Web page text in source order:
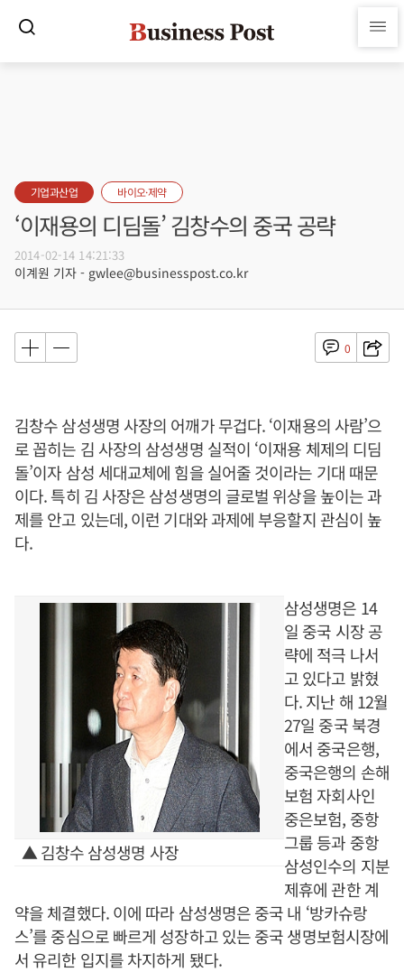
기업과산업 바이오·제약
‘이재용의 디딤돌’ 김창수의 중국 공략
2014-02-14 14:21:33
이계원 기자 - gwlee@businesspost.co.kr
0
김창수 삼성생명 사장의 어깨가 무겁다. ‘이재용의 사람’으
로 꼽히는 김 사장의 삼성생명 실적이 ‘이재용 체제의 디딤
돌’이자 삼성 세대교체에 힘을 실어줄 것이라는 기대 때문
이다. 특히 김 사장은 삼성생명의 글로벌 위상을 높이는 과
제를 안고 있는데, 이런 기대와 과제에 부응할지 관심이 높
다.
▲ 김창수 삼성생명 사장
삼성생명은 14
일 중국 시장 공
략에 적극 나서
고 있다고 밝혔
다. 지난 해 12월
27일 중국 북경
에서 중국은행,
중국은행의 손해
보험 자회사인
중은보험, 중항
그룹 등과 중항
삼성인수의 지분
제휴에 관한 계
약을 체결했다. 이에 따라 삼성생명은 중국 내 ‘방카슈랑
스’를 중심으로 빠르게 성장하고 있는 중국 생명보험시장에
서 유리한 입지를 차지하게 됐다.